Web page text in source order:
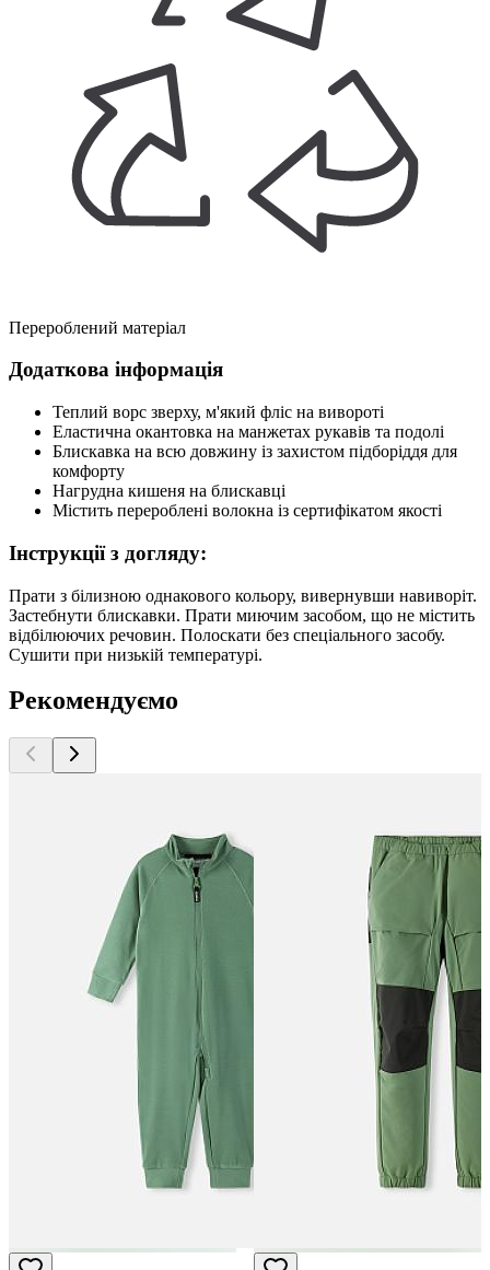
Перероблений матеріал
Додаткова інформація
Теплий ворс зверху, м'який фліс на вивороті
Еластична окантовка на манжетах рукавів та подолі
Блискавка на всю довжину із захистом підборіддя для
комфорту
Нагрудна кишеня на блискавці
Містить перероблені волокна із сертифікатом якості
Інструкції з догляду:
Прати з білизною однакового кольору, вивернувши навиворіт.
Застебнути блискавки. Прати миючим засобом, що не містить
відбілюючих речовин. Полоскати без спеціального засобу.
Сушити при низькій температурі.
Рекомендуємо